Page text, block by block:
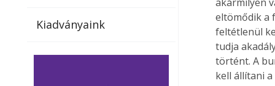
az otthonában, útközben vagy
elérhetők lapszámaink. Bárhol,
vagy táblagépen.
az otthonában,
nyaralás, pihenés
elérhetők
bármikor, akár
vagy dolgozva is
Kiadványaink
eltömődik a
feltétlenül
tudja
történt. A
kell állítani a